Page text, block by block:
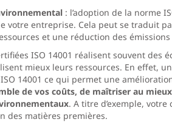
: l’adoption de la norme
votre entreprise. Cela peut se traduit
et une réduction des
ISO 14001 réalisent souvent des
mieux leurs ressources. En effet,
14001 ce qui permet une
de vos coûts, de maîtriser au
. A titre d’exemple,
des matières premières.